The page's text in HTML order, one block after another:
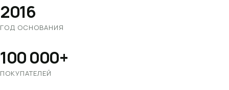
2016
ГОД ОСНОВАНИЯ
100 000+
ПОКУПАТЕЛЕЙ